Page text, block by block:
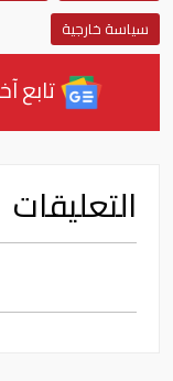
سياسة خارجية
تابع
التعليقات